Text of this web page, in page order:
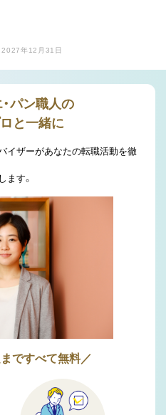
2027年12月31日
パン職人の
と一緒に
イザーがあなたの転職活動を徹
ます。
ですべて無料／